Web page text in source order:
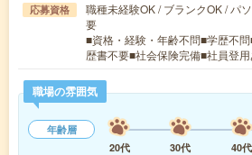
応募資格
職種未経験OK / ブランクOK / パ
要
■資格・経験・年齢不問■学歴不
歴書不要■社会保険完備■社員登
職場の雰囲気
年齢層
20代
30代 40代